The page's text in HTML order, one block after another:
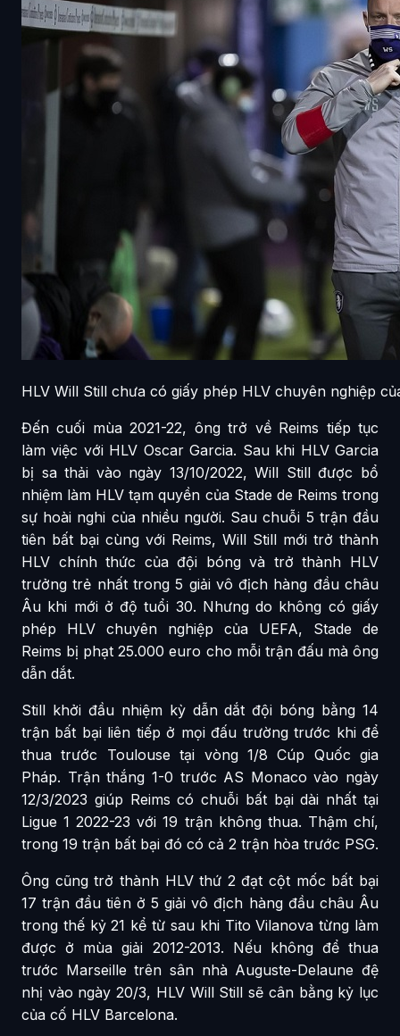
HLV Will Still chưa có giấy phép HLV chuyên nghiệp
Đến cuối mùa 2021-22, ông trở về Reims tiếp tục
làm việc với HLV Oscar Garcia. Sau khi HLV Garcia
bị sa thải vào ngày 13/10/2022, Will Still được bổ
nhiệm làm HLV tạm quyền của Stade de Reims trong
sự hoài nghi của nhiều người. Sau chuỗi 5 trận đầu
tiên bất bại cùng với Reims, Will Still mới trở thành
HLV chính thức của đội bóng và trở thành HLV
trưởng trẻ nhất trong 5 giải vô địch hàng đầu châu
Âu khi mới ở độ tuổi 30. Nhưng do không có giấy
phép HLV chuyên nghiệp của UEFA, Stade de
Reims bị phạt 25.000 euro cho mỗi trận đấu mà ông
dẫn dắt.
Still khởi đầu nhiệm kỳ dẫn dắt đội bóng bằng 14
trận bất bại liên tiếp ở mọi đấu trường trước khi để
thua trước Toulouse tại vòng 1/8 Cúp Quốc gia
Pháp. Trận thắng 1-0 trước AS Monaco vào ngày
12/3/2023 giúp Reims có chuỗi bất bại dài nhất tại
Ligue 1 2022-23 với 19 trận không thua. Thậm chí,
trong 19 trận bất bại đó có cả 2 trận hòa trước PSG.
Ông cũng trở thành HLV thứ 2 đạt cột mốc bất bại
17 trận đầu tiên ở 5 giải vô địch hàng đầu châu Âu
trong thế kỷ 21 kể từ sau khi Tito Vilanova từng làm
được ở mùa giải 2012-2013. Nếu không để thua
trước Marseille trên sân nhà Auguste-Delaune đệ
nhị vào ngày 20/3, HLV Will Still sẽ cân bằng kỷ lục
của cố HLV Barcelona.